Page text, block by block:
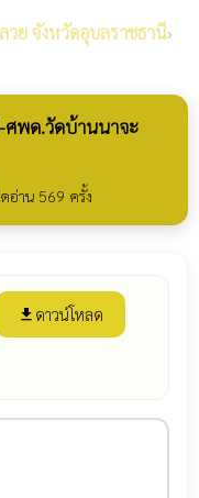
วย จังหวัดอุบลราชธานี›
ศพด.วัดบ้านนาจะ
อ่าน 569 ครั้ง
file_download ดาวน์โหลด